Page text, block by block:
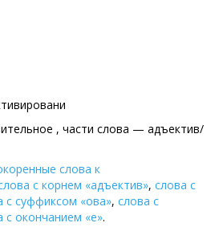
, части слова — адъектив/
слова к
с корнем «адъектив», слова с
с суффиксом «ова», слова с
с окончанием «е».